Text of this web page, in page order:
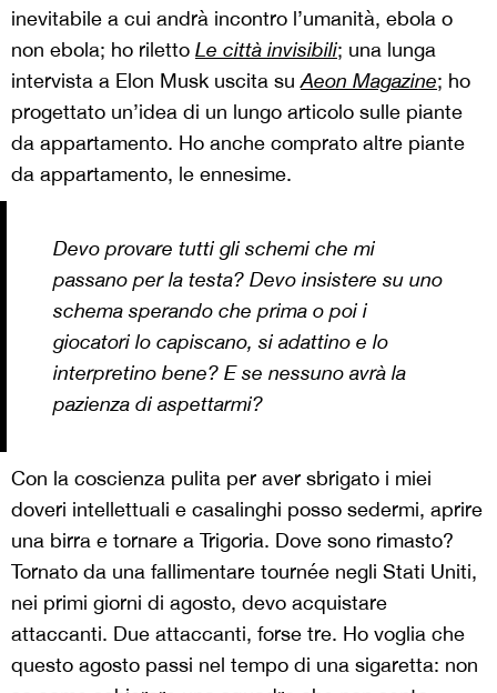
inevitabile a cui andrà incontro l’umanità, ebola o
non ebola; ho riletto Le città invisibili; una lunga
intervista a Elon Musk uscita suAeon Magazine; ho
progettato un’idea di un lungo articolo sulle piante
da appartamento. Ho anche comprato altre piante
da appartamento, le ennesime.
Devo provare tutti gli schemi che mi
passano per la testa? Devo insistere su uno
schema sperando che prima o poi i
giocatori lo capiscano, si adattino e lo
interpretino bene? E se nessuno avrà la
pazienza di aspettarmi?
Con la coscienza pulita per aver sbrigato i miei
doveri intellettuali e casalinghi posso sedermi, aprire
una birra e tornare a Trigoria. Dove sono rimasto?
Tornato da una fallimentare tournée negli Stati Uniti,
nei primi giorni di agosto, devo acquistare
attaccanti. Due attaccanti, forse tre. Ho voglia che
questo agosto passi nel tempo di una sigaretta: non